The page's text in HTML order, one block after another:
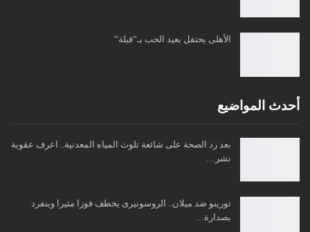
الأهلى يحتفل بعيد الحب بـ”قبلة”
أحدث المواضيع
بعد رد الصحة على شائعة تلوث المياه المعدنية.. اعرف عقوبة
نشر…
تورينو ضد ميلان.. الروسونيرى يخطف فوزا مثيرا وينفرد
بصدارة…